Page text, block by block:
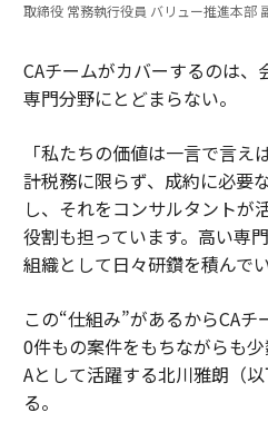
取締役 常務執行役員 バリュー推進本部
CAチームがカバーするのは
専門分野にとどまらない。
「私たちの価値は一言で言
計税務に限らず、成約に必要
し、それをコンサルタントが
役割も担っています。高い専
組織として日々研鑽を積んで
この“仕組み”があるからCA
0件もの案件をもちながらも
Aとして活躍する北川雅朗（
る。